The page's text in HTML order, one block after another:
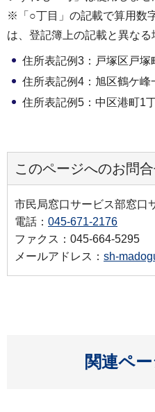
※「○丁目」の記載で算用数
は、登記簿上の記載と異なる
住所表記例3：戸塚区戸塚
住所表記例4：旭区鶴ケ峰
住所表記例5：中区港町1
このページへのお問
市民局窓口サービス部窓口
電話： 045-671-2176
ファクス：045-664-5295
メールアドレス： sh-
関連ペ